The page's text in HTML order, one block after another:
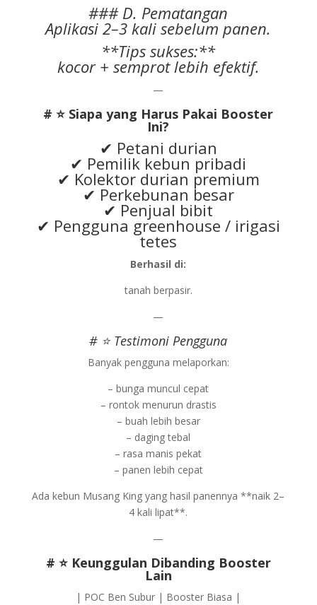
### D. Pematangan
Aplikasi 2–3 kali sebelum panen.
**Tips sukses:**
kocor + semprot lebih efektif.
—
# ⭐ Siapa yang Harus Pakai Booster
Ini?
✔ Petani durian
✔ Pemilik kebun pribadi
✔ Kolektor durian premium
✔ Perkebunan besar
✔ Penjual bibit
✔ Pengguna greenhouse / irigasi
tetes
Berhasil di:
tanah berpasir.
—
# ⭐ Testimoni Pengguna
Banyak pengguna melaporkan:
– bunga muncul cepat
– rontok menurun drastis
– buah lebih besar
– daging tebal
– rasa manis pekat
– panen lebih cepat
Ada kebun Musang King yang hasil panennya **naik 2–
4 kali lipat**.
—
# ⭐ Keunggulan Dibanding Booster
Lain
| POC Ben Subur | Booster Biasa |